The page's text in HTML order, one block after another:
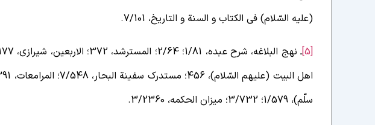
(علیه السّلام) فی الکتاب و السنة و التاریخ، 7/101.
[5]
سلّم)، 1/579؛ 3/732؛ میزان الحکمه، 3/2360.